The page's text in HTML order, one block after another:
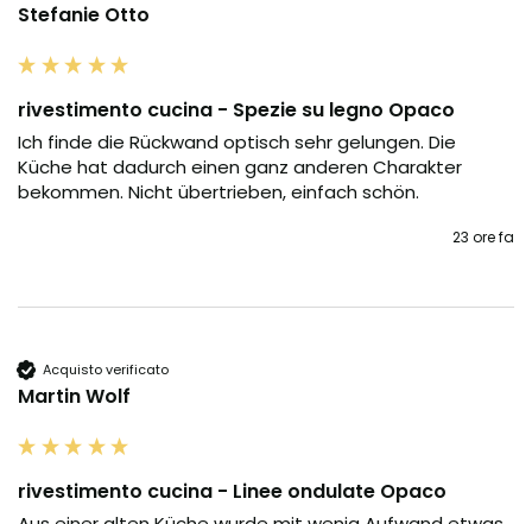
Stefanie Otto
rivestimento cucina - Spezie su legno Opaco
Ich finde die Rückwand optisch sehr gelungen. Die
Küche hat dadurch einen ganz anderen Charakter
bekommen. Nicht übertrieben, einfach schön.
23 ore fa
Acquisto verificato
Martin Wolf
rivestimento cucina - Linee ondulate Opaco